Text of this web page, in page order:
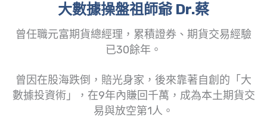
大數據操盤祖師爺 Dr.蔡
曾任職元富期貨總經理，累積證券、期貨交易經驗
已30餘年。
曾因在股海跌倒，賠光身家，後來靠著自創的「大
數據投資術」，在9年內賺回千萬，成為本土期貨交
易與放空第1人。